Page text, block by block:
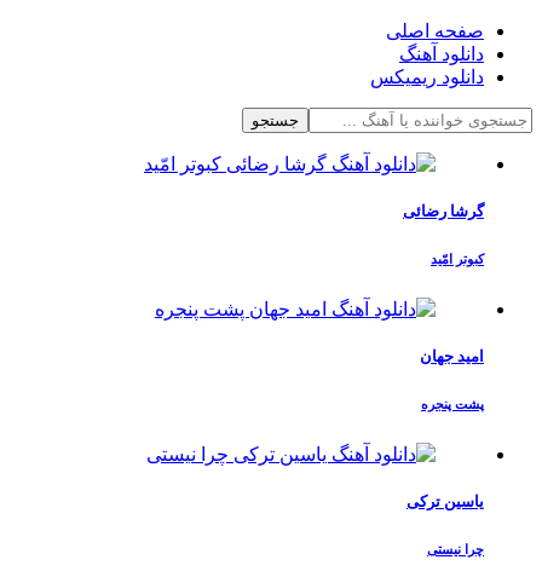
صفحه اصلی
دانلود آهنگ
دانلود ریمیکس
جستجو
گرشا رضائی
کبوتر امّید
امید جهان
پشت پنجره
یاسین ترکی
چرا نیستی